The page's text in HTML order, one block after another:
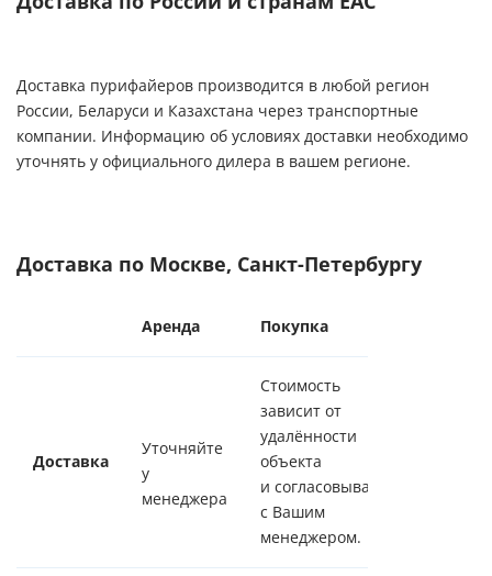
Доставка пурифайеров производится в любой регион
России, Беларуси и Казахстана через транспортные
компании. Информацию об условиях доставки необходимо
уточнять у официального дилера в вашем регионе.
Доставка по Москве, Санкт-Петербургу
Аренда Покупка
Доставка
Уточняйте
у
менеджера
Стоимость
зависит от
удалённости
объекта
и согласовывается
с Вашим
менеджером.